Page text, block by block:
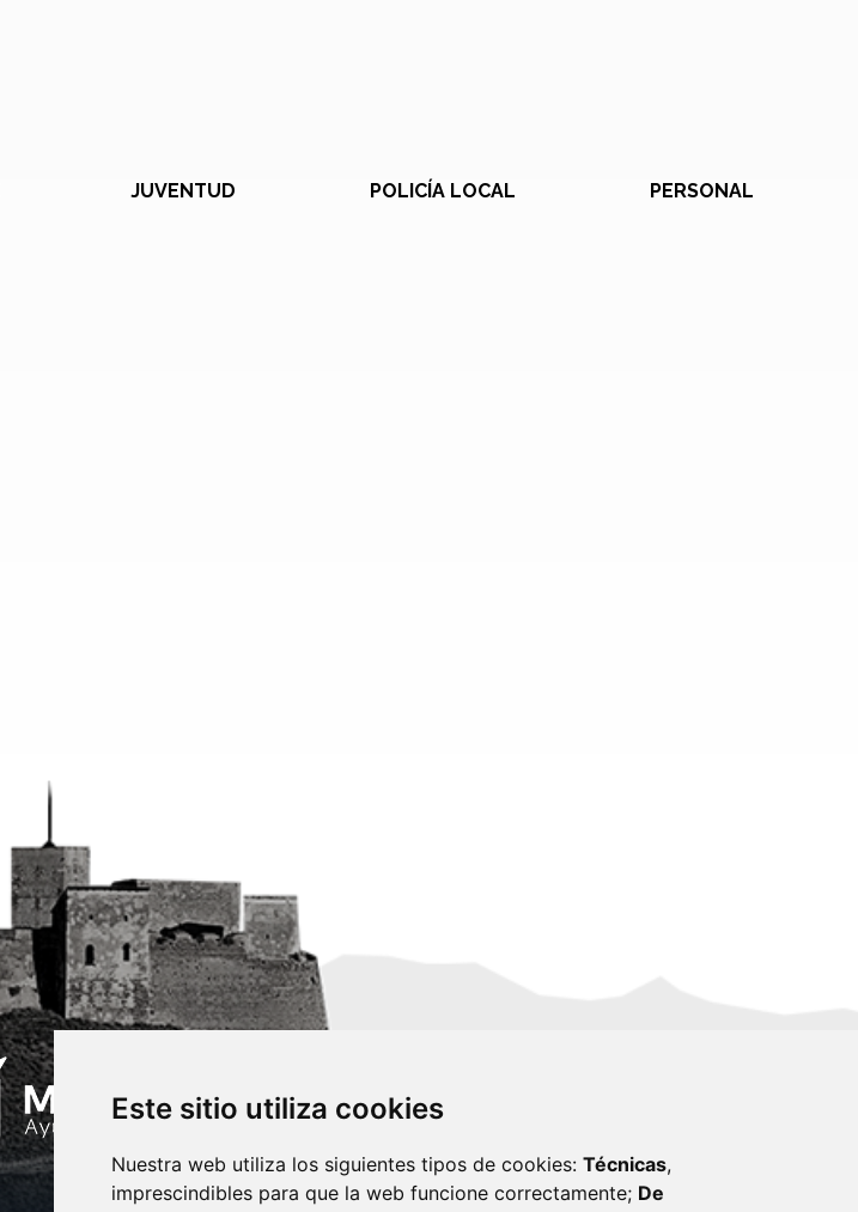
Este sitio utiliza cookies
Nuestra web utiliza los siguientes tipos de cookies: Técnicas,
imprescindibles para que la web funcione correctamente; De
JUVENTUD POLICÍA LOCAL PERSONAL